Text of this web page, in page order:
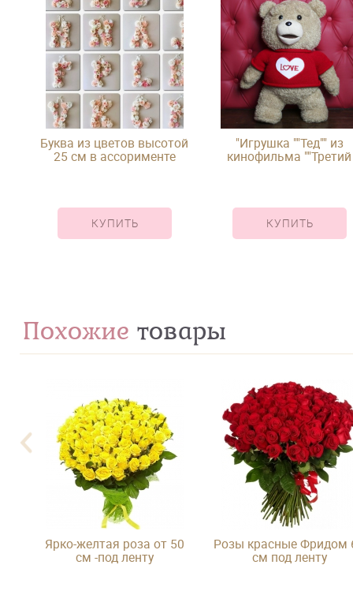
Буква из цветов высотой
25 см в ассорименте
КУПИТЬ
"Игрушка ""Тед"" из
кинофильма ""Третий
КУПИТЬ
Похожие товары
Ярко-желтая роза от 50
см -под ленту
Розы красные Фридом
см под ленту